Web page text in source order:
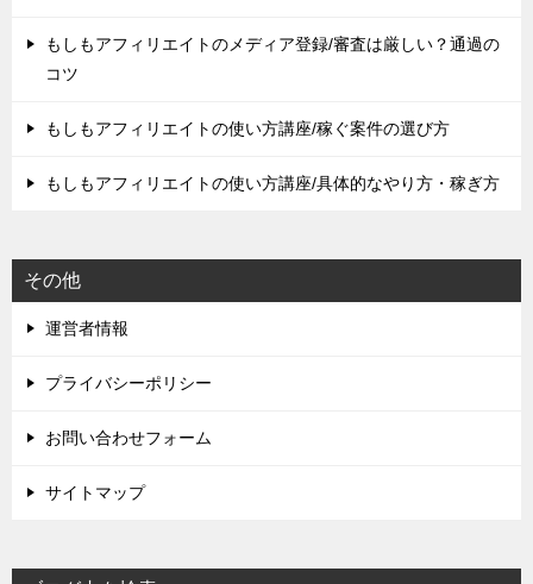
もしもアフィリエイトのメディア登録/審査は厳しい？通過の
コツ
もしもアフィリエイトの使い方講座/稼ぐ案件の選び方
もしもアフィリエイトの使い方講座/具体的なやり方・稼ぎ方
その他
運営者情報
プライバシーポリシー
お問い合わせフォーム
サイトマップ